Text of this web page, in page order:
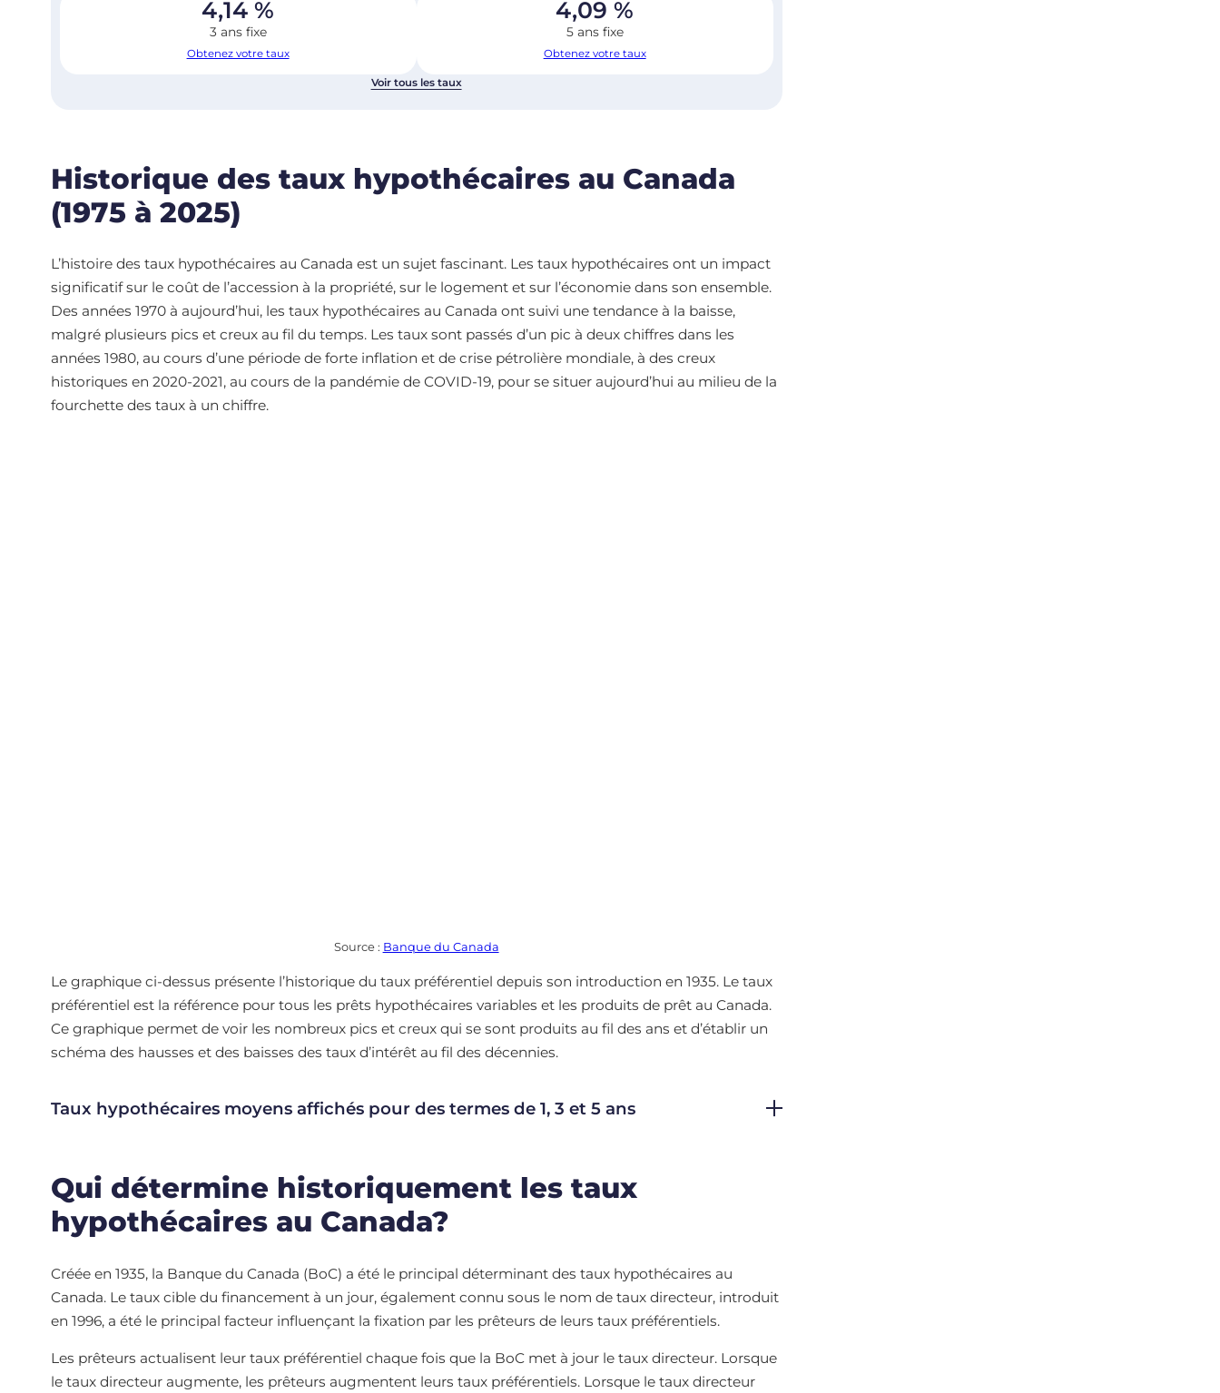
4,14 %
3 ans fixe
Obtenez votre taux
4,09 %
5 ans fixe
Obtenez votre taux
Voir tous les taux
Historique des taux hypothécaires au Canada
(1975 à 2025)
L’histoire des taux hypothécaires au Canada est un sujet fascinant. Les taux hypothécaires ont un impact
significatif sur le coût de l’accession à la propriété, sur le logement et sur l’économie dans son ensemble.
Des années 1970 à aujourd’hui, les taux hypothécaires au Canada ont suivi une tendance à la baisse,
malgré plusieurs pics et creux au fil du temps. Les taux sont passés d’un pic à deux chiffres dans les
années 1980, au cours d’une période de forte inflation et de crise pétrolière mondiale, à des creux
historiques en 2020-2021, au cours de la pandémie de COVID-19, pour se situer aujourd’hui au milieu de la
fourchette des taux à un chiffre.
Source : Banque du Canada
Le graphique ci-dessus présente l’historique du taux préférentiel depuis son introduction en 1935. Le taux
préférentiel est la référence pour tous les prêts hypothécaires variables et les produits de prêt au Canada.
Ce graphique permet de voir les nombreux pics et creux qui se sont produits au fil des ans et d’établir un
schéma des hausses et des baisses des taux d’intérêt au fil des décennies.
Taux hypothécaires moyens affichés pour des termes de 1, 3 et 5 ans
Qui détermine historiquement les taux
hypothécaires au Canada?
Créée en 1935, la Banque du Canada (BoC) a été le principal déterminant des taux hypothécaires au
Canada. Le taux cible du financement à un jour, également connu sous le nom de taux directeur, introduit
en 1996, a été le principal facteur influençant la fixation par les prêteurs de leurs taux préférentiels.
Les prêteurs actualisent leur taux préférentiel chaque fois que la BoC met à jour le taux directeur. Lorsque
le taux directeur augmente, les prêteurs augmentent leurs taux préférentiels. Lorsque le taux directeur